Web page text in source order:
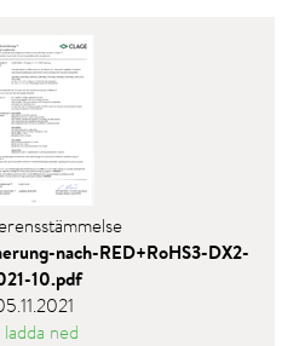
nach-RED+RoHS3-DX2-
10.pdf
ladda ned